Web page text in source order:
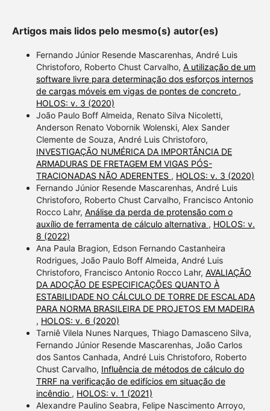
Artigos mais lidos pelo mesmo(s) autor(es)
Fernando Júnior Resende Mascarenhas, André Luis
Christoforo, Roberto Chust Carvalho, A utilização de um
software livre para determinação dos esforços internos
de cargas móveis em vigas de pontes de concreto ,
HOLOS: v. 3 (2020)
João Paulo Boff Almeida, Renato Silva Nicoletti,
Anderson Renato Vobornik Wolenski, Alex Sander
Clemente de Souza, André Luis Christoforo,
INVESTIGAÇÃO NUMÉRICA DA IMPORTÂNCIA DE
ARMADURAS DE FRETAGEM EM VIGAS PÓS-
TRACIONADAS NÃO ADERENTES , HOLOS: v. 3 (2020)
Fernando Júnior Resende Mascarenhas, André Luis
Christoforo, Roberto Chust Carvalho, Francisco Antonio
Rocco Lahr, Análise da perda de protensão com o
auxílio de ferramenta de cálculo alternativa , HOLOS: v.
8 (2022)
Ana Paula Bragion, Edson Fernando Castanheira
Rodrigues, João Paulo Boff Almeida, André Luis
Christoforo, Francisco Antonio Rocco Lahr, AVALIAÇÃO
DA ADOÇÃO DE ESPECIFICAÇÕES QUANTO À
ESTABILIDADE NO CÁLCULO DE TORRE DE ESCALADA
PARA NORMA BRASILEIRA DE PROJETOS EM MADEIRA
, HOLOS: v. 6 (2020)
Tarniê Vilela Nunes Narques, Thiago Damasceno Silva,
Fernando Júnior Resende Mascarenhas, João Carlos
dos Santos Canhada, André Luis Christoforo, Roberto
Chust Carvalho, Influência de métodos de cálculo do
TRRF na verificação de edifícios em situação de
incêndio , HOLOS: v. 1 (2021)
Alexandre Paulino Seabra, Felipe Nascimento Arroyo,